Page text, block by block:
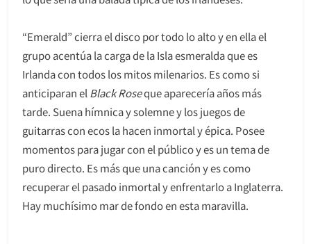
“Emerald” cierra el disco por todo lo alto y en ella el
grupo acentúa la carga de la Isla esmeralda que es
Irlanda con todos los mitos milenarios. Es como si
anticiparan el Black Roseque aparecería años más
tarde. Suena hímnica y solemne y los juegos de
guitarras con ecos la hacen inmortal y épica. Posee
momentos para jugar con el público y es un tema de
puro directo. Es más que una canción y es como
recuperar el pasado inmortal y enfrentarlo a Inglaterra.
Hay muchísimo mar de fondo en esta maravilla.